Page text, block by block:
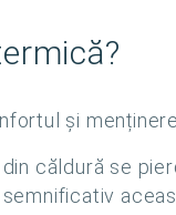
și
căldură se